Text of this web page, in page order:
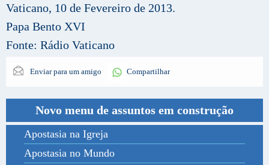
Vaticano, 10 de Fevereiro de 2013.
Papa Bento XVI
Fonte: Rádio Vaticano
Enviar para um amigo Compartilhar
Novo menu de assuntos em construção
Apostasia na Igreja
Apostasia no Mundo